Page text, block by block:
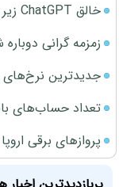
خالق ChatGPT زیر ذره‌بین وزارت دادگستری آمریکا
زمزمه گرانی
جدیدترین نرخ‌های
تعداد حساب‌های
پروازهای برقی اروپا تا 2030 آغاز